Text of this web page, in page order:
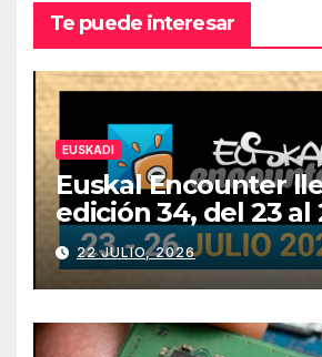
Te puede interesar
EUSKADI
Euskal Encounter
edición 34, del 23 al
julio
22 JULIO, 2026